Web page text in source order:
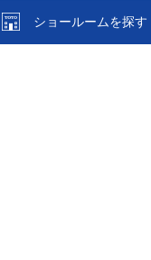
ショールームを探す